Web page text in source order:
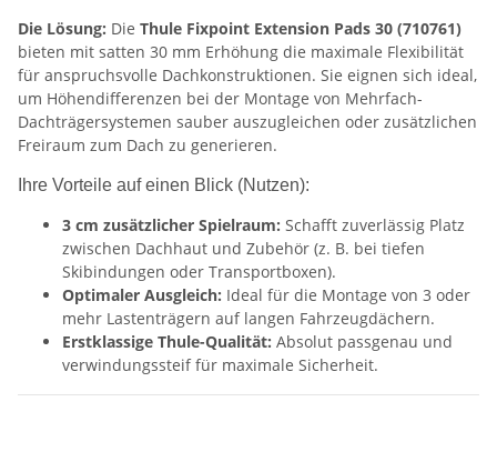
Die Lösung: Die Thule Fixpoint Extension Pads 30 (710761)
bieten mit satten 30 mm Erhöhung die maximale Flexibilität
für anspruchsvolle Dachkonstruktionen. Sie eignen sich ideal,
um Höhendifferenzen bei der Montage von Mehrfach-
Dachträgersystemen sauber auszugleichen oder zusätzlichen
Freiraum zum Dach zu generieren.
Ihre Vorteile auf einen Blick (Nutzen):
3 cm zusätzlicher Spielraum: Schafft zuverlässig Platz
zwischen Dachhaut und Zubehör (z. B. bei tiefen
Skibindungen oder Transportboxen).
Optimaler Ausgleich: Ideal für die Montage von 3 oder
mehr Lastenträgern auf langen Fahrzeugdächern.
Erstklassige Thule-Qualität: Absolut passgenau und
verwindungssteif für maximale Sicherheit.